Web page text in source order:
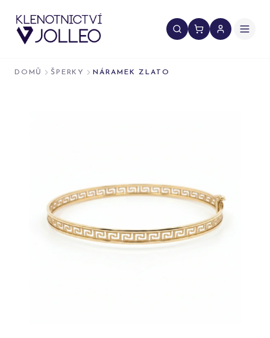
DOMŮ ŠPERKY NÁRAMEK ZLATO